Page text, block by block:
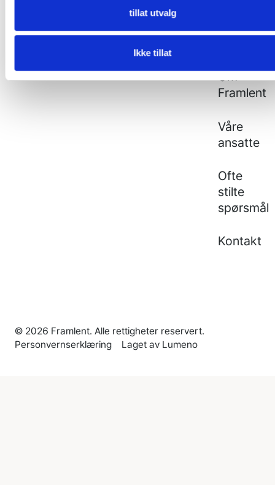
tillat utvalg
Ikke tillat
Arrangementer
Aktuelt
Våre
Om
Framlent
Våre
ansatte
Ofte
stilte
spørsmål
Kontakt
© 2026 Framlent. Alle rettigheter reservert.
Personvernserklæring
Laget av Lumeno